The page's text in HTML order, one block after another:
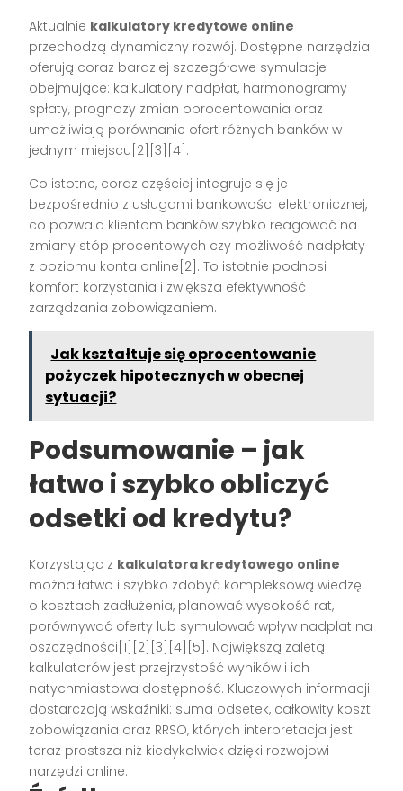
Aktualnie kalkulatory kredytowe online
przechodzą dynamiczny rozwój. Dostępne narzędzia
oferują coraz bardziej szczegółowe symulacje
obejmujące: kalkulatory nadpłat, harmonogramy
spłaty, prognozy zmian oprocentowania oraz
umożliwiają porównanie ofert różnych banków w
jednym miejscu[2][3][4].
Co istotne, coraz częściej integruje się je
bezpośrednio z usługami bankowości elektronicznej,
co pozwala klientom banków szybko reagować na
zmiany stóp procentowych czy możliwość nadpłaty
z poziomu konta online[2]. To istotnie podnosi
komfort korzystania i zwiększa efektywność
zarządzania zobowiązaniem.
Jak kształtuje się oprocentowanie
pożyczek hipotecznych w obecnej
sytuacji?
Podsumowanie – jak
łatwo i szybko obliczyć
odsetki od kredytu?
Korzystając z kalkulatora kredytowego online
można łatwo i szybko zdobyć kompleksową wiedzę
o kosztach zadłużenia, planować wysokość rat,
porównywać oferty lub symulować wpływ nadpłat na
oszczędności[1][2][3][4][5]. Największą zaletą
kalkulatorów jest przejrzystość wyników i ich
natychmiastowa dostępność. Kluczowych informacji
dostarczają wskaźniki: suma odsetek, całkowity koszt
zobowiązania oraz RRSO, których interpretacja jest
teraz prostsza niż kiedykolwiek dzięki rozwojowi
narzędzi online.